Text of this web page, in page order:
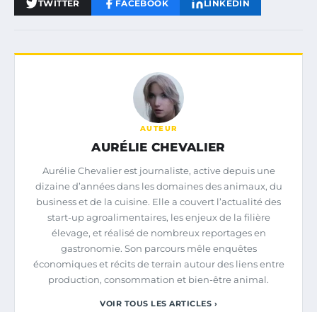
TWITTER FACEBOOK LINKEDIN
AUTEUR
AURÉLIE CHEVALIER
Aurélie Chevalier est journaliste, active depuis une
dizaine d’années dans les domaines des animaux, du
business et de la cuisine. Elle a couvert l’actualité des
start-up agroalimentaires, les enjeux de la filière
élevage, et réalisé de nombreux reportages en
gastronomie. Son parcours mêle enquêtes
économiques et récits de terrain autour des liens entre
production, consommation et bien-être animal.
VOIR TOUS LES ARTICLES ›